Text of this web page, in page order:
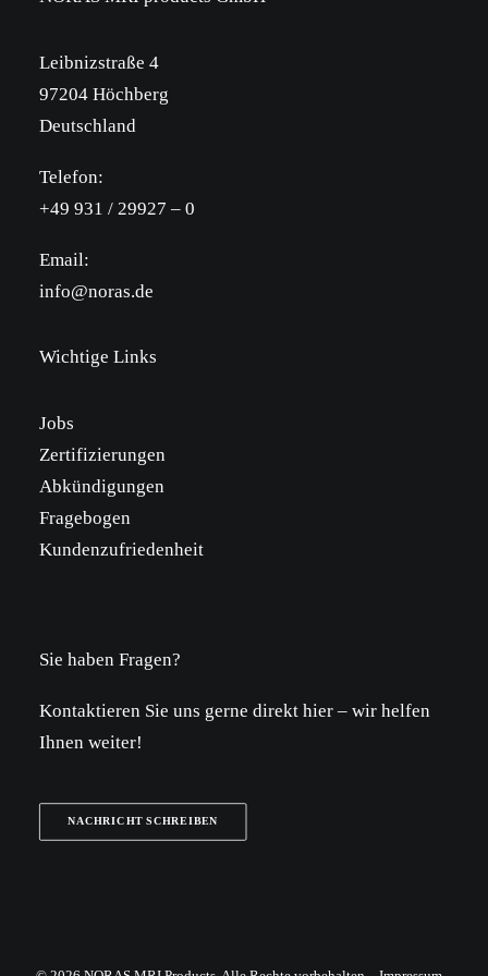
Leibnizstraße 4
97204 Höchberg
Deutschland
Telefon:
+49 931 / 29927 – 0
Email:
info@noras.de
Wichtige Links
Jobs
Zertifizierungen
Abkündigungen
Fragebogen
Kundenzufriedenheit
Sie haben Fragen?
Kontaktieren Sie uns gerne direkt hier – wir helfen
Ihnen weiter!
NACHRICHT SCHREIBEN